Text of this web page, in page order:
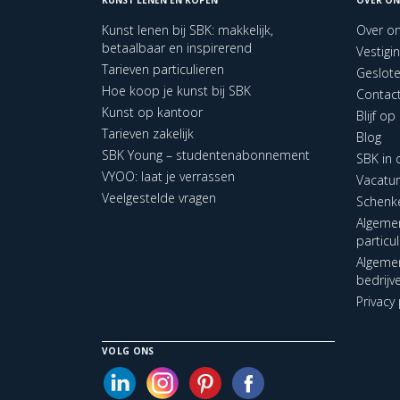
Kunst lenen bij SBK: makkelijk,
betaalbaar en inspirerend
Tarieven particulieren
Hoe koop je kunst bij SBK
Kunst op kantoor
Tarieven zakelijk
SBK Young – studentenabonnement
VYOO: laat je verrassen
Veelgestelde vragen
Over
Blijf op
Blog
SBK in
VOLG ONS